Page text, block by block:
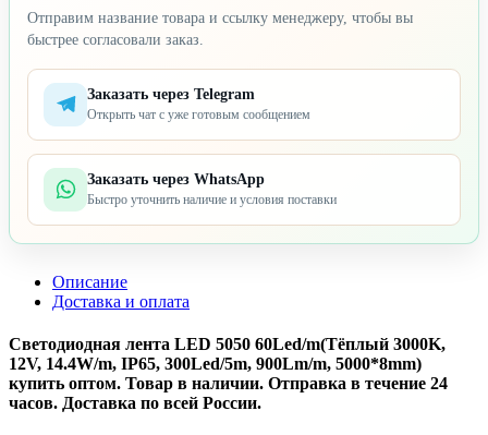
Отправим название товара и ссылку менеджеру, чтобы вы
быстрее согласовали заказ.
Заказать через Telegram
Открыть чат с уже готовым сообщением
Заказать через WhatsApp
Быстро уточнить наличие и условия поставки
Описание
Доставка и оплата
Светодиодная лента LED 5050 60Led/m(Тёплый 3000K,
12V, 14.4W/m, IP65, 300Led/5m, 900Lm/m, 5000*8mm)
купить оптом. Товар в наличии. Отправка в течение 24
часов. Доставка по всей России.